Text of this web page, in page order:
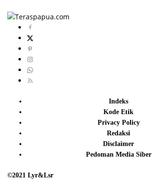
Indeks
Kode Etik
Privacy Policy
Redaksi
Disclaimer
Pedoman Media Siber
©2021 Lyr&Lsr